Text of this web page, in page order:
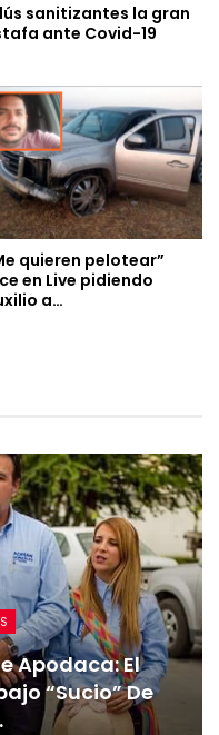
sanitizantes la gran
ante Covid-19
quieren pelotear”
en Live pidiendo
a…
Apodaca: El
“sucio” De